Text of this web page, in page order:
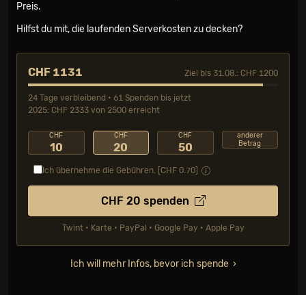
Preis.
Hilfst du mit, die laufenden Serverkosten zu decken?
CHF 1131 Ziel bis 31.08.: CHF 1200
24 Tage verbleibend • 61 Spenden bis jetzt
2025: CHF 2333 von 2500 erreicht
CHF
10
CHF
20
CHF
50
anderer
Betrag
Ich übernehme die Gebühren. [CHF 0.70
CHF 20 spenden
Twint • Karte • PayPal • Google Pay • Apple Pay
Ich will mehr Infos, bevor ich spende